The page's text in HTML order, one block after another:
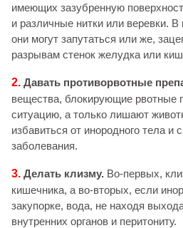
имеющих зазубренную
и различные нитки или веревки.
они могут запутаться или же,
разрывам стенок желудка или
2. Давать противорвотные
вещества, блокирующие рвотные
ситуацию, а только лишают
избавиться от инородного тела
заболевания.
3. Делать клизму. Во-первых,
кишечника, а во-вторых, если
закупорке, вода, не находя
внутренних органов и перитониту.